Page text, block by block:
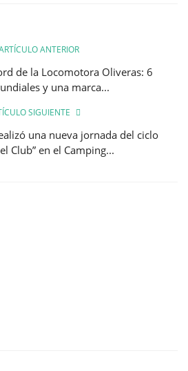
ANTERIOR
de la Locomotora Oliveras: 6
y una marca...
SIGUIENTE
una nueva jornada del ciclo
Club” en el Camping...